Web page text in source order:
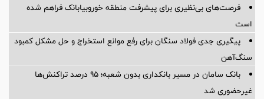
فرصت‌های بی‌نظیری برای پیشرفت منطقه خوروبیابانک فراهم شده
است
پیگیری جدی فولاد سنگان برای رفع موانع استخراج و حل مشکل کمبود
سنگ‌آهن
بانک سامان در مسیر بانکداری بدون شعبه؛ ۹۵ درصد تراکنش‌ها
غیرحضوری شد